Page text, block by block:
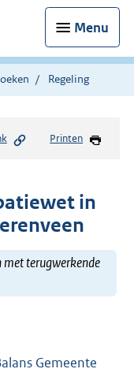
Menu
Regeling
Printen
in
terugwerkende
Gemeente